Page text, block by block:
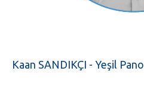
Kaan SANDIKÇI - Yeşil Pano